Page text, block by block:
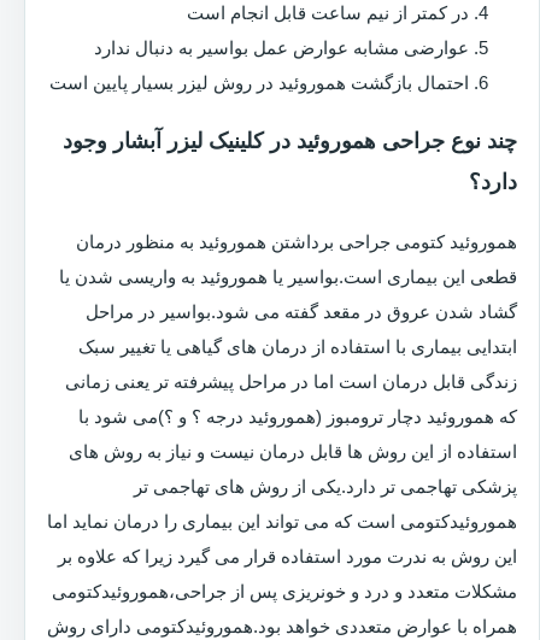
در کمتر از نیم ساعت قابل انجام است
عوارضی مشابه عوارض عمل بواسیر به دنبال ندارد
احتمال بازگشت هموروئید در روش لیزر بسیار پایین است
چند نوع جراحی هموروئید در کلینیک لیزر آبشار وجود
دارد؟
هموروئید کتومی جراحی برداشتن هموروئید به منظور درمان
قطعی این بیماری است.بواسیر یا هموروئید به واریسی شدن یا
گشاد شدن عروق در مقعد گفته می شود.بواسیر در مراحل
ابتدایی بیماری با استفاده از درمان های گیاهی یا تغییر سبک
زندگی قابل درمان است اما در مراحل پیشرفته تر یعنی زمانی
که هموروئید دچار ترومبوز (هموروئید درجه ؟ و ؟)می شود با
استفاده از این روش ها قابل درمان نیست و نیاز به روش های
پزشکی تهاجمی تر دارد.یکی از روش های تهاجمی تر
هموروئیدکتومی است که می تواند این بیماری را درمان نماید اما
این روش به ندرت مورد استفاده قرار می گیرد زیرا که علاوه بر
مشکلات متعدد و درد و خونریزی پس از جراحی،هموروئیدکتومی
همراه با عوارض متعددی خواهد بود.هموروئیدکتومی دارای روش